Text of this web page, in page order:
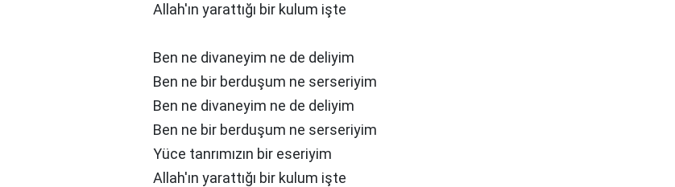
Allah'ın yarattığı bir kulum işte
Ben ne divaneyim ne de deliyim
Ben ne bir berduşum ne serseriyim
Ben ne divaneyim ne de deliyim
Ben ne bir berduşum ne serseriyim
Yüce tanrımızın bir eseriyim
Allah'ın yarattığı bir kulum işte